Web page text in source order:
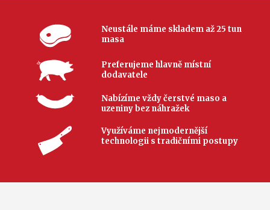
Neustále máme skladem až 25 tun
masa
Preferujeme hlavně místní
dodavatele
Nabízíme vždy čerstvé maso a
uzeniny bez náhražek
Využíváme nejmodernější
technologii s tradičními postupy